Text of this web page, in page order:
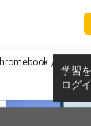
学習
ログ
だからで